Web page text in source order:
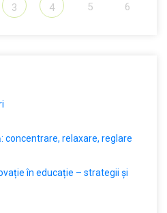
3 4 5 6
concentrare, relaxare, reglare
în educație – strategii și